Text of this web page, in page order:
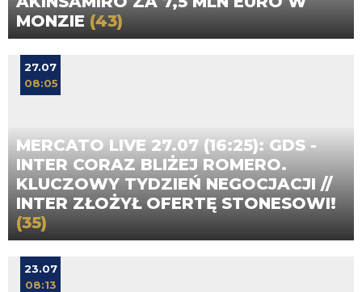
MONZIE (43)
MERCATO LIVE 27.07 (16:25): GDS -
INTER CORAZ BLIŻEJ ROMERO.
KLUCZOWY TYDZIEŃ NEGOCJACJI //
INTER ZŁOŻYŁ OFERTĘ STONESOWI!
(35)
27.07
08:05
23.07
08:13